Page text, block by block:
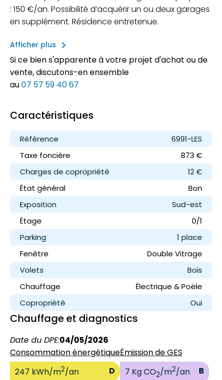
: 150 €/an. Possibilité d’acquérir un ou deux garages
en supplément. Résidence entretenue.
Afficher plus keyboard_arrow_right
Si ce bien s'apparente à votre projet d'achat ou de
vente, discutons-en ensemble
au07 57 59 40 67
Caractéristiques
Référence
6991-LES
Taxe foncière
873 €
Charges de copropriété
12 €
État général
Bon
Exposition
Sud-est
Étage
0/1
Parking
1 place
Fenêtre
Double Vitrage
Volets
Bois
Chauffage
Électrique & Poële
Copropriété
Oui
Chauffage et diagnostics
Date du DPE:04/05/2026
Consommation énergétique
247 kWh/m2/an D
Émission de GES
7 Kg CO2/m2/an
B